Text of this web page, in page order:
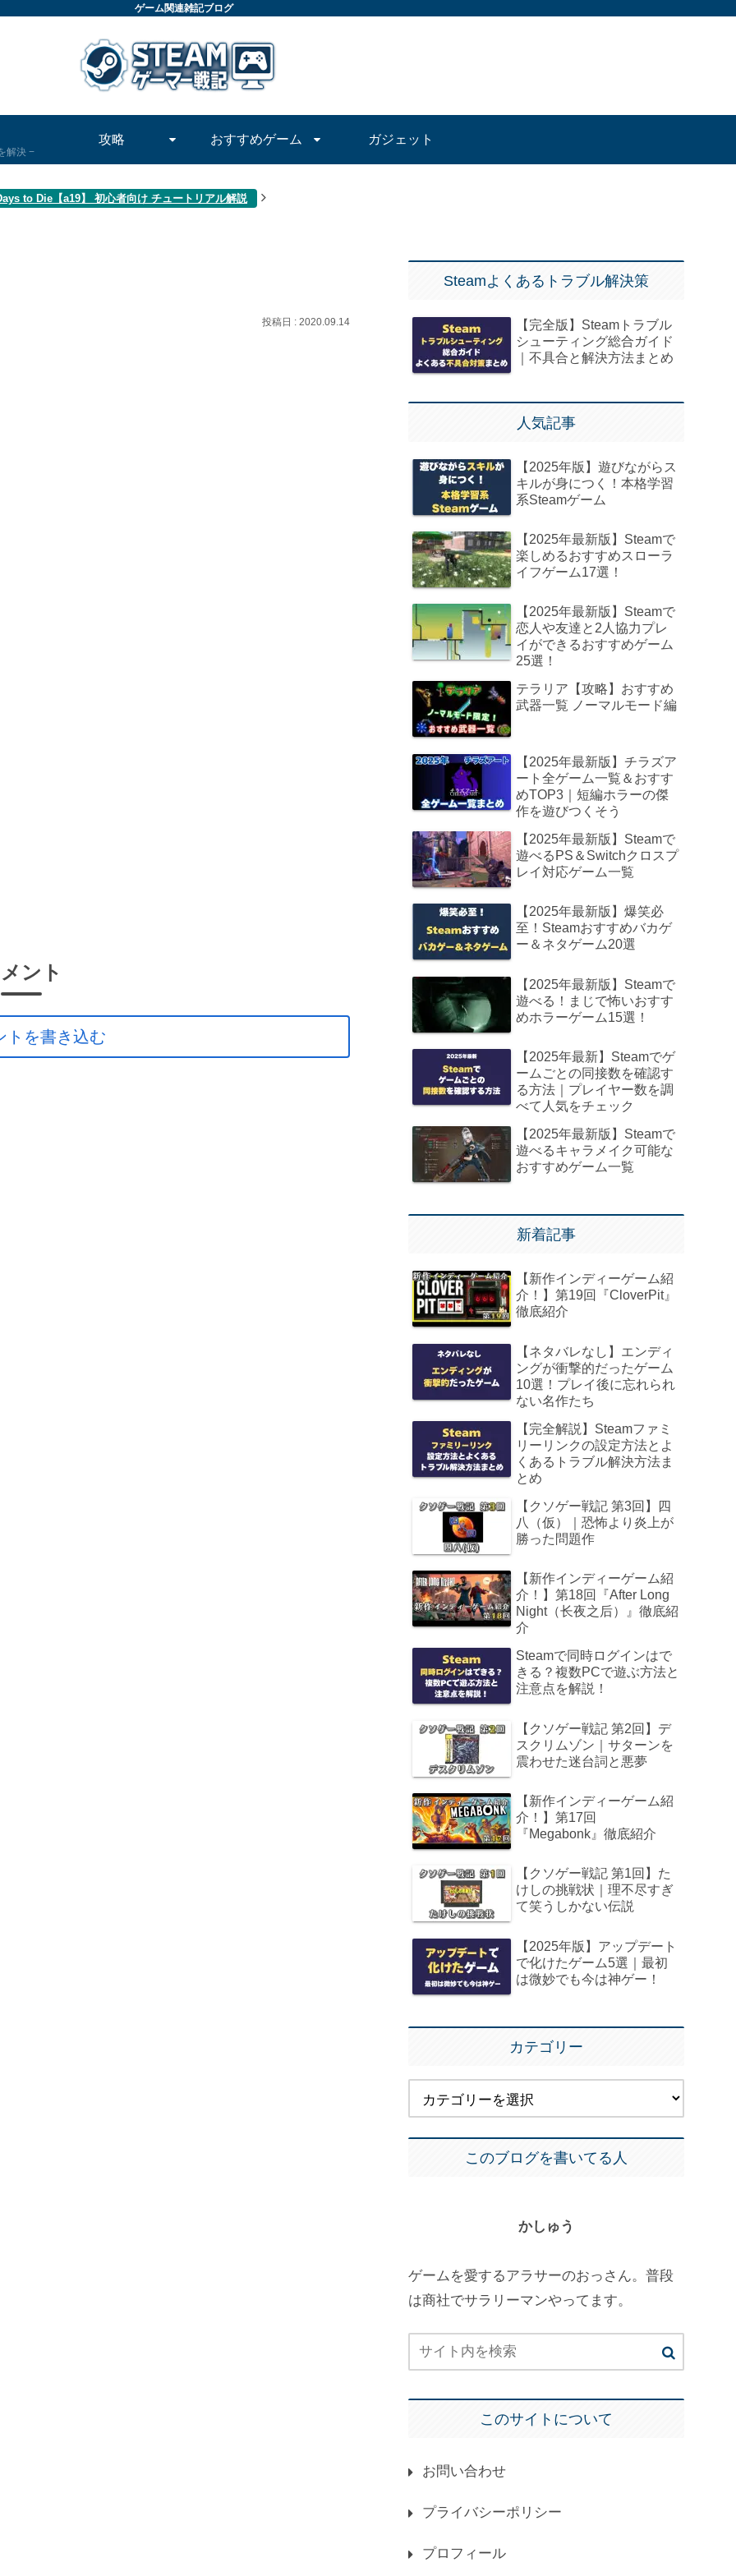
ゲーム関連雑記ブログ
解決
攻略 おすすめゲーム ガジェット
to Die【a19】 初心者向け チュートリアル解説
2020.09.14
ント
トを書き込む
Steamよくあるトラブル解決策
【完全版】Steamトラブル
シューティング総合ガイド
｜不具合と解決方法まとめ
人気記事
【2025年版】遊びながらス
キルが身につく！本格学習
系Steamゲーム
【2025年最新版】Steamで
楽しめるおすすめスローラ
イフゲーム17選！
【2025年最新版】Steamで
恋人や友達と2人協力プレ
イができるおすすめゲーム
25選！
テラリア【攻略】おすすめ
武器一覧 ノーマルモード編
【2025年最新版】チラズア
ート全ゲーム一覧＆おすす
めTOP3｜短編ホラーの傑
作を遊びつくそう
【2025年最新版】Steamで
遊べるPS＆Switchクロスプ
レイ対応ゲーム一覧
【2025年最新版】爆笑必
至！Steamおすすめバカゲ
ー＆ネタゲーム20選
【2025年最新版】Steamで
遊べる！まじで怖いおすす
めホラーゲーム15選！
【2025年最新】Steamでゲ
ームごとの同接数を確認す
る方法｜プレイヤー数を調
べて人気をチェック
【2025年最新版】Steamで
遊べるキャラメイク可能な
おすすめゲーム一覧
新着記事
【新作インディーゲーム紹
介！】第19回『CloverPit』
徹底紹介
【ネタバレなし】エンディ
ングが衝撃的だったゲーム
10選！プレイ後に忘れられ
ない名作たち
【完全解説】Steamファミ
リーリンクの設定方法とよ
くあるトラブル解決方法ま
とめ
【クソゲー戦記 第3回】四
八（仮）｜恐怖より炎上が
勝った問題作
【新作インディーゲーム紹
介！】第18回『After Long
Night（长夜之后）』徹底紹
介
Steamで同時ログインはで
きる？複数PCで遊ぶ方法と
注意点を解説！
【クソゲー戦記 第2回】デ
スクリムゾン｜サターンを
震わせた迷台詞と悪夢
【新作インディーゲーム紹
介！】第17回
『Megabonk』徹底紹介
【クソゲー戦記 第1回】た
けしの挑戦状｜理不尽すぎ
て笑うしかない伝説
【2025年版】アップデート
で化けたゲーム5選｜最初
は微妙でも今は神ゲー！
カテゴリー
このブログを書いてる人
かしゅう
ゲームを愛するアラサーのおっさん。普段
は商社でサラリーマンやってます。
このサイトについて
お問い合わせ
プライバシーポリシー
プロフィール